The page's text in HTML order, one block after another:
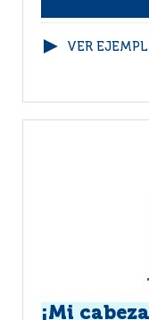
VER
¡Mi